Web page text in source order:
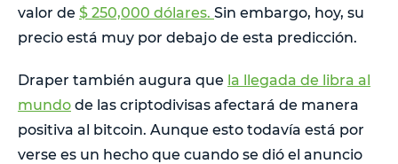
valor de $ 250,000 dólares. Sin embargo, hoy, su
precio está muy por debajo de esta predicción.
Draper también augura que la llegada de libra al
mundo de las criptodivisas afectará de manera
positiva al bitcoin. Aunque esto todavía está por
verse es un hecho que cuando se dió el anuncio